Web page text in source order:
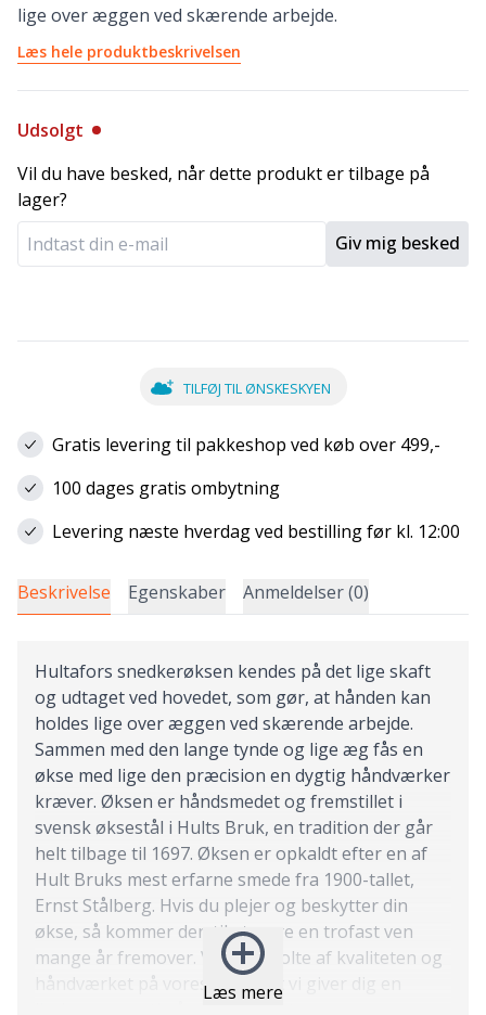
lige over æggen ved skærende arbejde.
Læs hele produktbeskrivelsen
Udsolgt
Vil du have besked, når dette produkt er tilbage på
lager?
Giv mig besked
TILFØJ TIL ØNSKESKYEN
Gratis levering til pakkeshop ved køb over 499,-
100 dages gratis ombytning
Levering næste hverdag ved bestilling før kl. 12:00
Beskrivelse Egenskaber Anmeldelser (0)
Læs mere
Hultafors snedkerøksen kendes på det lige skaft
og udtaget ved hovedet, som gør, at hånden kan
holdes lige over æggen ved skærende arbejde.
Sammen med den lange tynde og lige æg fås en
økse med lige den præcision en dygtig håndværker
kræver. Øksen er håndsmedet og fremstillet i
svensk øksestål i Hults Bruk, en tradition der går
helt tilbage til 1697. Øksen er opkaldt efter en af
Hult Bruks mest erfarne smede fra 1900-tallet,
Ernst Stålberg. Hvis du plejer og beskytter din
økse, så kommer den til at være en trofast ven
mange år fremover. Vi er så stolte af kvaliteten og
håndværket på vores økser, at vi giver dig en